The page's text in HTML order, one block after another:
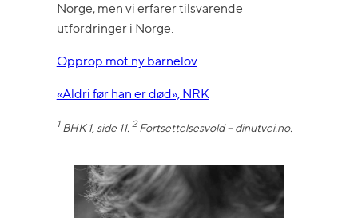
Norge, men vi erfarer tilsvarende
utfordringer i Norge.
Opprop mot ny barnelov
«Aldri før han er død», NRK
1BHK 1, side 11. 2Fortsettelsesvold – dinutvei.no.